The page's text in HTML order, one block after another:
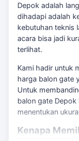
Depok adalah
dihadapi adalah
kebutuhan teknis
acara bisa jadi
terlihat.
Kami hadir untuk
harga balon gate
Untuk
balon gate Depok
menentukan
Kenapa